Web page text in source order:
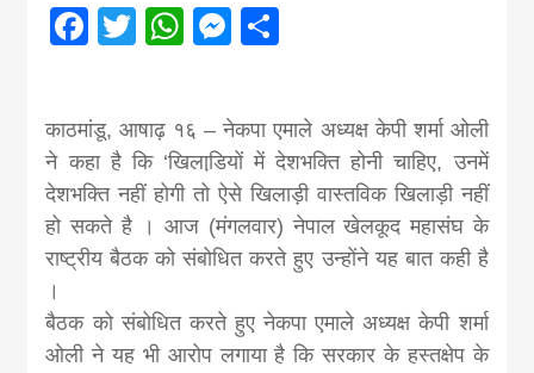
news,
khabar
Facebook
TwitterWhatsApp
Messenger
काठमांडू, आषाढ़ १६ – नेकपा एमाले अध्यक्ष केपी शर्मा ओली
ने कहा है कि ‘खिलाडि़यों में देशभक्ति होनी चाहिए, उनमें
देशभक्ति नहीं होगी तो ऐसे खिलाड़ी वास्तविक खिलाड़ी नहीं
हो सकते है । आज (मंगलवार) नेपाल खेलकूद महासंघ के
राष्ट्रीय बैठक को संबोधित करते हुए उन्होंने यह बात कही है
।
बैठक को संबोधित करते हुए नेकपा एमाले अध्यक्ष केपी शर्मा
ओली ने यह भी आरोप लगाया है कि सरकार के हस्तक्षेप के